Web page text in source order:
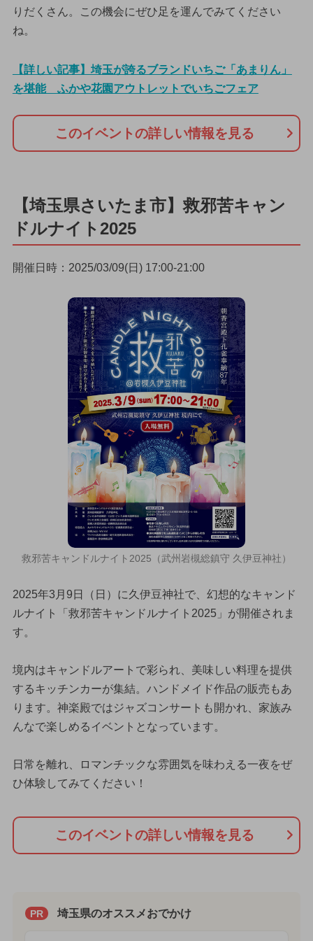
りだくさん。この機会にぜひ足を運んでみてください
ね。
【詳しい記事】埼玉が誇るブランドいちご「あまりん」
を堪能 ふかや花園アウトレットでいちごフェア
このイベントの詳しい情報を見る
【埼玉県さいたま市】救邪苦キャン
ドルナイト2025
開催日時：2025/03/09(日) 17:00-21:00
救邪苦キャンドルナイト2025（武州岩槻総鎮守 久伊豆神社）
2025年3月9日（日）に久伊豆神社で、幻想的なキャンド
ルナイト「救邪苦キャンドルナイト2025」が開催されま
す。
境内はキャンドルアートで彩られ、美味しい料理を提供
するキッチンカーが集結。ハンドメイド作品の販売もあ
ります。神楽殿ではジャズコンサートも開かれ、家族み
んなで楽しめるイベントとなっています。
日常を離れ、ロマンチックな雰囲気を味わえる一夜をぜ
ひ体験してみてください！
このイベントの詳しい情報を見る
PR 埼玉県のオススメおでかけ